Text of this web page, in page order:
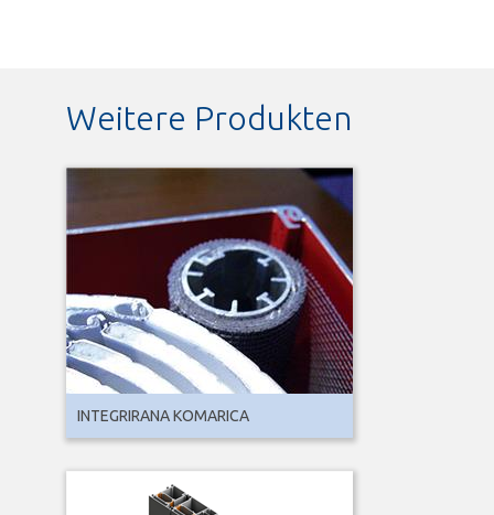
Weitere Produkten
INTEGRIRANA KOMARICA